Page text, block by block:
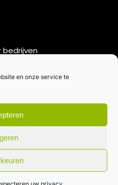
en onze service te
je inbox.
| gemaakt met door